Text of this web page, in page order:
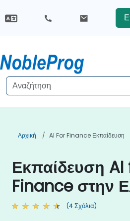
Αρχική AI For Finance Εκπαίδευση
Εκπαίδευση AI
Finance στην
(4 Σχόλια)